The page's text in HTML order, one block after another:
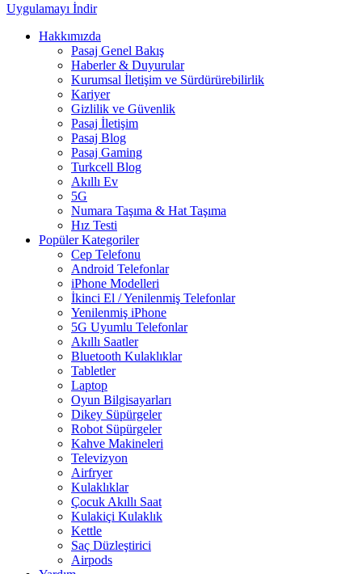
Uygulamayı İndir
Hakkımızda
Pasaj Genel Bakış
Haberler & Duyurular
Kurumsal İletişim ve Sürdürürebilirlik
Kariyer
Gizlilik ve Güvenlik
Pasaj İletişim
Pasaj Blog
Pasaj Gaming
Turkcell Blog
Akıllı Ev
5G
Numara Taşıma & Hat Taşıma
Hız Testi
Popüler Kategoriler
Cep Telefonu
Android Telefonlar
iPhone Modelleri
İkinci El / Yenilenmiş Telefonlar
Yenilenmiş iPhone
5G Uyumlu Telefonlar
Akıllı Saatler
Bluetooth Kulaklıklar
Tabletler
Laptop
Oyun Bilgisayarları
Dikey Süpürgeler
Robot Süpürgeler
Kahve Makineleri
Televizyon
Airfryer
Kulaklıklar
Çocuk Akıllı Saat
Kulakiçi Kulaklık
Kettle
Saç Düzleştirici
Airpods